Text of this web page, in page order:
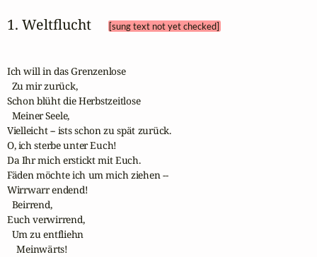
1. Weltflucht [sung text not yet checked]
Ich will in das Grenzenlose
  Zu mir zurück,
Schon blüht die Herbstzeitlose
  Meiner Seele,
Vielleicht -- ists schon zu spät zurück.
O, ich sterbe unter Euch!
Da Ihr mich erstickt mit Euch.
Fäden möchte ich um mich ziehen --
Wirrwarr endend!
  Beirrend,
Euch verwirrend,
  Um zu entfliehn
    Meinwärts!